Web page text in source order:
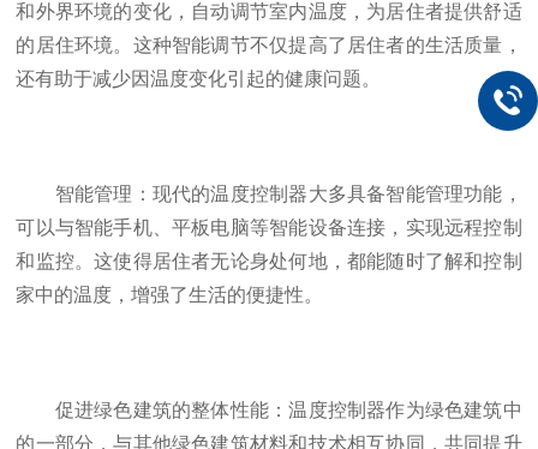
和外界环境的变化，自动调节室内温度，为居住者提供舒适
的居住环境。这种智能调节不仅提高了居住者的生活质量，
还有助于减少因温度变化引起的健康问题。
智能管理：现代的温度控制器大多具备智能管理功能，
可以与智能手机、平板电脑等智能设备连接，实现远程控制
和监控。这使得居住者无论身处何地，都能随时了解和控制
家中的温度，增强了生活的便捷性。
促进绿色建筑的整体性能：温度控制器作为绿色建筑中
的一部分，与其他绿色建筑材料和技术相互协同，共同提升